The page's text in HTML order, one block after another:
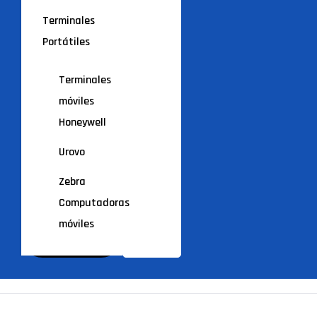
Terminales
Portátiles
Terminales
móviles
Honeywell
Urovo
Zebra
Computadoras
móviles